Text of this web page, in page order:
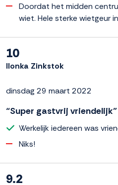
Doordat het midden
wiet. Hele sterke wietgeur
10
Ilonka Zinkstok
dinsdag 29 maart 2022
“Super gastvrij vriendelijk”
Werkelijk iedereen was
Niks!
9.2